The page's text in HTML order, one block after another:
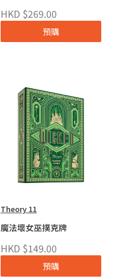
HKD $269.00
預購
Theory 11
魔法壞女巫撲克牌
HKD $149.00
預購